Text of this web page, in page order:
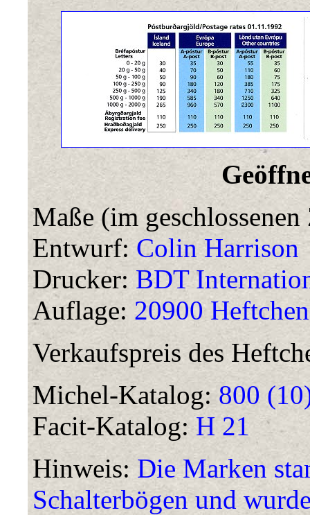
Maße (im
Entwurf: Colin Harrison
Drucker: BDT
Auflage: 20900 Heftchen
Verkaufspreis des
Michel-Katalog:800
Facit-Katalog:H 21
Hinweis:Die Marken
Schalterbögen und